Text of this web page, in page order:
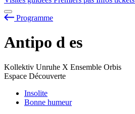
Programme
Antipo d es
Kollektiv Unruhe X Ensemble Orbis
Espace Découverte
Insolite
Bonne humeur